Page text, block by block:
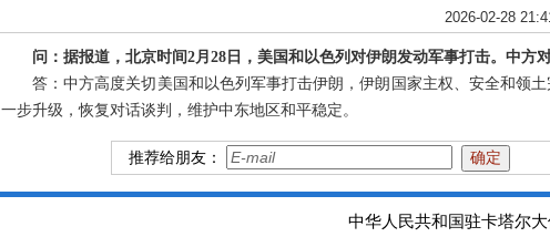
2026-02-28
问：据报道，北京时间2月28日，美国和以色列对伊朗发动军事打击。中方
答：中方高度关切美国和以色列军事打击伊朗，伊朗国家主权、安全和领
一步升级，恢复对话谈判，维护中东地区和平稳定。
推荐给朋友：
中华人民共和国驻卡塔尔